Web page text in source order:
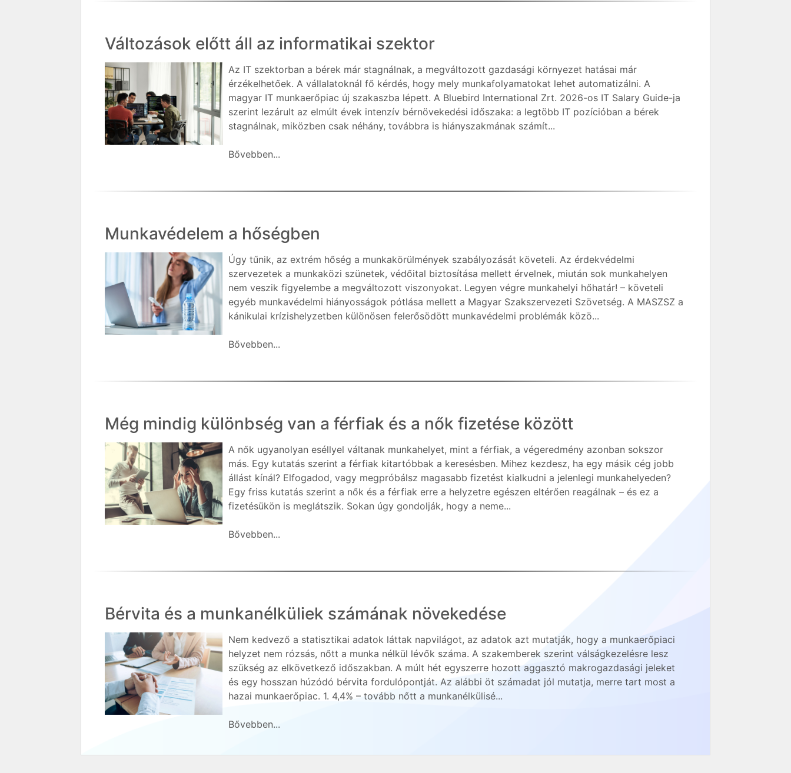
Változások előtt áll az informatikai szektor
Az IT szektorban a bérek már stagnálnak, a megváltozott gazdasági környezet hatásai már
érzékelhetőek. A vállalatoknál fő kérdés, hogy mely munkafolyamatokat lehet automatizálni. A
magyar IT munkaerőpiac új szakaszba lépett. A Bluebird International Zrt. 2026-os IT Salary Guide-ja
szerint lezárult az elmúlt évek intenzív bérnövekedési időszaka: a legtöbb IT pozícióban a bérek
stagnálnak, miközben csak néhány, továbbra is hiányszakmának számít...
Bővebben...
Munkavédelem a hőségben
Úgy tűnik, az extrém hőség a munkakörülmények szabályozását követeli. Az érdekvédelmi
szervezetek a munkaközi szünetek, védőital biztosítása mellett érvelnek, miután sok munkahelyen
nem veszik figyelembe a megváltozott viszonyokat. Legyen végre munkahelyi hőhatár! – követeli
egyéb munkavédelmi hiányosságok pótlása mellett a Magyar Szakszervezeti Szövetség. A MASZSZ a
kánikulai krízishelyzetben különösen felerősödött munkavédelmi problémák közö...
Bővebben...
Még mindig különbség van a férfiak és a nők fizetése között
A nők ugyanolyan eséllyel váltanak munkahelyet, mint a férfiak, a végeredmény azonban sokszor
más. Egy kutatás szerint a férfiak kitartóbbak a keresésben. Mihez kezdesz, ha egy másik cég jobb
állást kínál? Elfogadod, vagy megpróbálsz magasabb fizetést kialkudni a jelenlegi munkahelyeden?
Egy friss kutatás szerint a nők és a férfiak erre a helyzetre egészen eltérően reagálnak – és ez a
fizetésükön is meglátszik. Sokan úgy gondolják, hogy a neme...
Bővebben...
Bérvita és a munkanélküliek számának növekedése
Nem kedvező a statisztikai adatok láttak napvilágot, az adatok azt mutatják, hogy a munkaerőpiaci
helyzet nem rózsás, nőtt a munka nélkül lévők száma. A szakemberek szerint válságkezelésre lesz
szükség az elkövetkező időszakban. A múlt hét egyszerre hozott aggasztó makrogazdasági jeleket
és egy hosszan húzódó bérvita fordulópontját. Az alábbi öt számadat jól mutatja, merre tart most a
hazai munkaerőpiac. 1. 4,4% – tovább nőtt a munkanélkülisé...
Bővebben...